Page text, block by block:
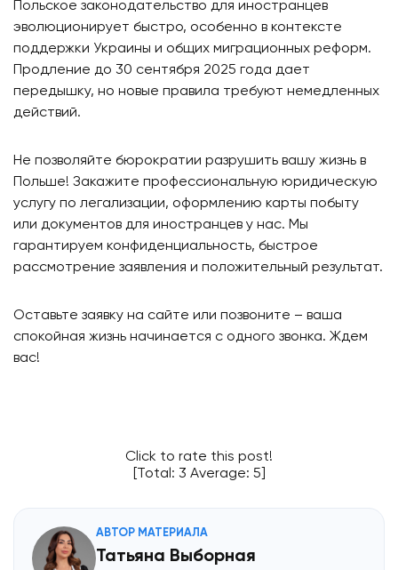
Польское законодательство для иностранцев
эволюционирует быстро, особенно в контексте
поддержки Украины и общих миграционных реформ.
Продление до 30 сентября 2025 года дает
передышку, но новые правила требуют немедленных
действий.
Не позволяйте бюрократии разрушить вашу жизнь в
Польше! Закажите профессиональную юридическую
услугу по легализации, оформлению карты побыту
или документов для иностранцев у нас. Мы
гарантируем конфиденциальность, быстрое
рассмотрение заявления и положительный результат.
Оставьте заявку на сайте или позвоните – ваша
спокойная жизнь начинается с одного звонка. Ждем
вас!
Click to rate this post!
[Total: 3 Average: 5
АВТОР МАТЕРИАЛА
Татьяна Выборная